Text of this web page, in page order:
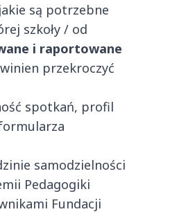
są potrzebne
szkoły / od
i raportowane
przekroczyć
spotkań, profil
samodzielności
Pedagogiki
Fundacji